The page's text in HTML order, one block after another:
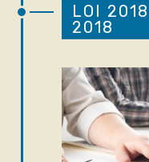
LOI
2018